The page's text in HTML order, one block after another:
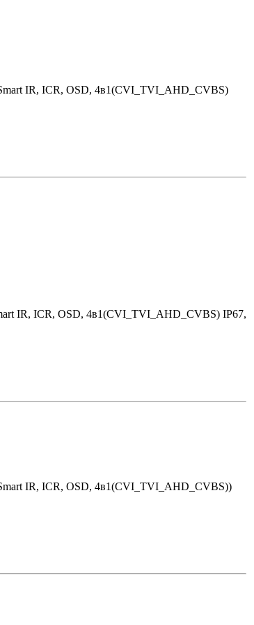
IR, ICR, OSD, 4в1(CVI_TVI_AHD_CVBS)
IR, ICR, OSD, 4в1(CVI_TVI_AHD_CVBS) IP67,
IR, ICR, OSD, 4в1(CVI_TVI_AHD_CVBS))